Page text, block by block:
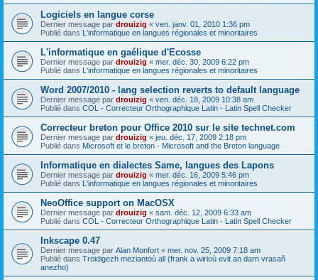
Logiciels en langue corse
Dernier message par drouizig « ven. janv. 01, 2010 1:36 pm
Publié dans L'informatique en langues régionales et minoritaires
L'informatique en gaélique d'Ecosse
Dernier message par drouizig « mer. déc. 30, 2009 6:22 pm
Publié dans L'informatique en langues régionales et minoritaires
Word 2007/2010 - lang selection reverts to default language
Dernier message par drouizig « ven. déc. 18, 2009 10:38 am
Publié dans COL - Correcteur Orthographique Latin - Latin Spell Checker
Correcteur breton pour Office 2010 sur le site technet.com
Dernier message par drouizig « jeu. déc. 17, 2009 2:18 pm
Publié dans Microsoft et le breton - Microsoft and the Breton language
Informatique en dialectes Same, langues des Lapons
Dernier message par drouizig « mer. déc. 16, 2009 5:46 pm
Publié dans L'informatique en langues régionales et minoritaires
NeoOffice support on MacOSX
Dernier message par drouizig « sam. déc. 12, 2009 6:33 am
Publié dans COL - Correcteur Orthographique Latin - Latin Spell Checker
Inkscape 0.47
Dernier message par Alan Monfort « mer. nov. 25, 2009 7:18 am
Publié dans Troidigezh meziantoù all (frank a wirioù evit an darn vrasañ
anezho)